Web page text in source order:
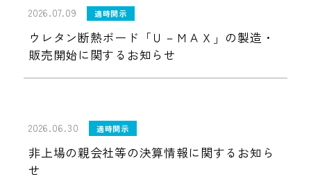
2026.07.09 適時開示
ウレタン断熱ボード「Ｕ－ＭＡＸ」の製造・
販売開始に関するお知らせ
2026.06.30 適時開示
非上場の親会社等の決算情報に関するお知ら
せ